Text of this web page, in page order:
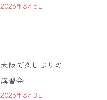
2026年8月6日
大阪で久しぶりの
講習会
2026年8月3日